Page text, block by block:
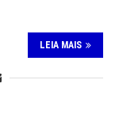
LEIA MAIS